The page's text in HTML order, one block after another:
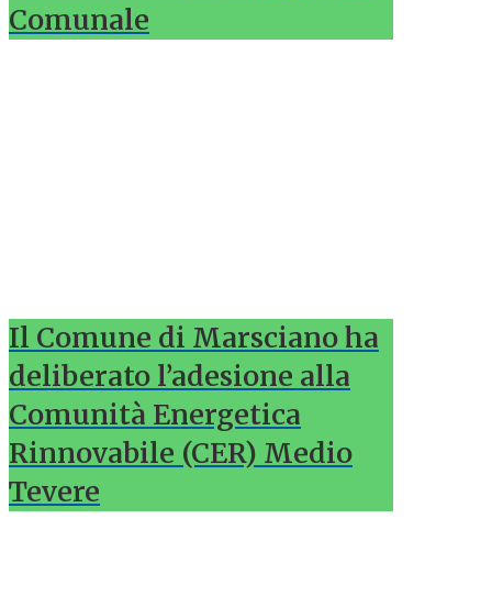
Comunale
Il Comune di Marsciano ha
deliberato l’adesione alla
Comunità Energetica
Rinnovabile (CER) Medio
Tevere